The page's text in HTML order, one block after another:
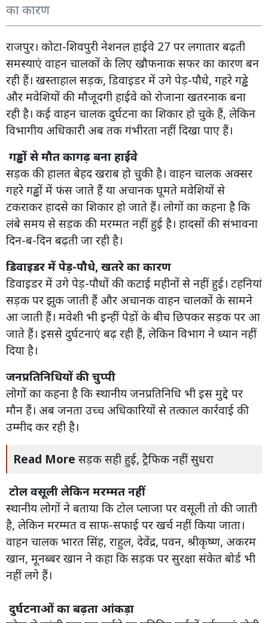
का कारण
राजपुर। कोटा-शिवपुरी नेशनल हाईवे 27 पर लगातार बढ़ती
समस्याएं वाहन चालकों के लिए खौफनाक सफर का कारण बन
रही हैं। खस्ताहाल सड़क, डिवाइडर में उगे पेड़-पौधे, गहरे गड्ढे
और मवेशियों की मौजूदगी हाईवे को रोजाना खतरनाक बना
रही है। कई वाहन चालक दुर्घटना का शिकार हो चुके हैं, लेकिन
विभागीय अधिकारी अब तक गंभीरता नहीं दिखा पाए हैं।
गड्ढों से मौत कागढ़ बना हाईवे
सड़क की हालत बेहद खराब हो चुकी है। वाहन चालक अक्सर
गहरे गड्ढों में फंस जाते हैं या अचानक घूमते मवेशियों से
टकराकर हादसे का शिकार हो जाते हैं। लोगों का कहना है कि
लंबे समय से सड़क की मरम्मत नहीं हुई है। हादसों की संभावना
दिन-ब-दिन बढ़ती जा रही है।
डिवाइडर में पेड़-पौधे, खतरे का कारण
डिवाइडर में उगे पेड़-पौधों की कटाई महीनों से नहीं हुई। टहनियां
सड़क पर झुक जाती हैं और अचानक वाहन चालकों के सामने
आ जाती हैं। मवेशी भी इन्हीं पेड़ों के बीच छिपकर सड़क पर आ
जाते हैं। इससे दुर्घटनाएं बढ़ रही हैं, लेकिन विभाग ने ध्यान नहीं
दिया है।
जनप्रतिनिधियों की चुप्पी
लोगों का कहना है कि स्थानीय जनप्रतिनिधि भी इस मुद्दे पर
मौन हैं। अब जनता उच्च अधिकारियों से तत्काल कार्रवाई की
उम्मीद कर रही है।
Read More सड़क सही हुई, ट्रैफिक नहीं सुधरा
टोल वसूली लेकिन मरम्मत नहीं
स्थानीय लोगों ने बताया कि टोल प्लाजा पर वसूली तो की जाती
है, लेकिन मरम्मत व साफ-सफाई पर खर्च नहीं किया जाता।
वाहन चालक भारत सिंह, राहुल, देवेंद्र, पवन, श्रीकृष्ण, अकरम
खान, मूनब्बर खान ने कहा कि सड़क पर सुरक्षा संकेत बोर्ड भी
नहीं लगे हैं।
दुर्घटनाओं का बढ़ता आंकड़ा